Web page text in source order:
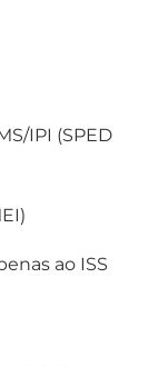
IPI (SPED
ao ISS